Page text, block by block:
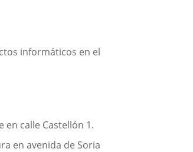
informáticos en el
en calle Castellón 1.
en avenida de Soria